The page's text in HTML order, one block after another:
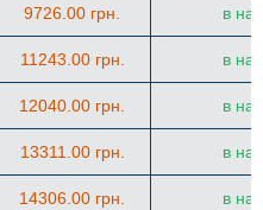
9726.00 грн. в
11243.00 грн. в
12040.00 грн. в
13311.00 грн. в
14306.00 грн. в